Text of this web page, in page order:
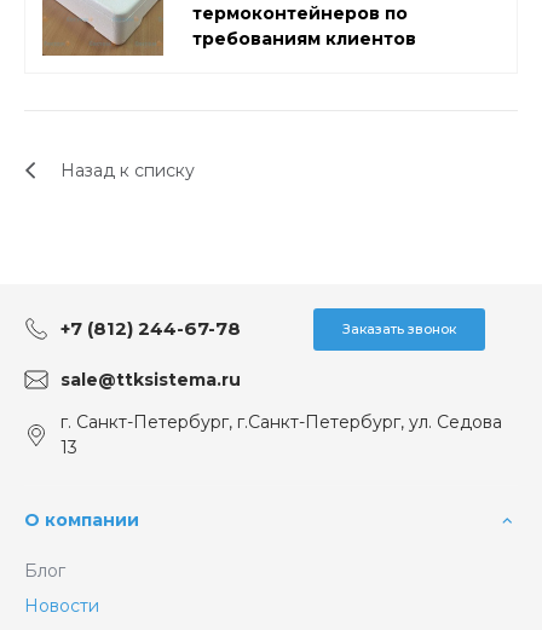
термоконтейнеров по
требованиям клиентов
Назад к списку
+7 (812) 244-67-78 Заказать звонок
sale@ttksistema.ru
г. Санкт-Петербург, г.Санкт-Петербург, ул. Седова
13
О компании
Блог
Новости